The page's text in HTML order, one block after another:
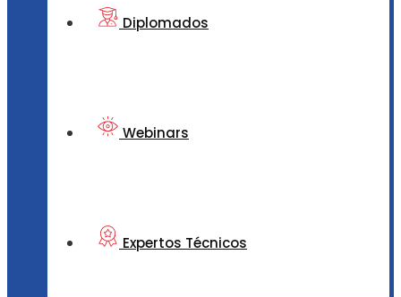
Diplomados
Webinars
Expertos Técnicos